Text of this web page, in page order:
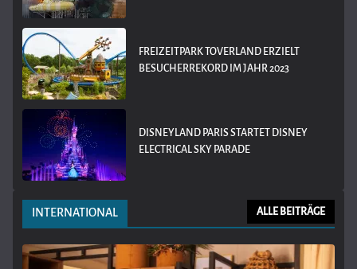
FREIZEITPARK TOVERLAND ERZIELT
BESUCHERREKORD IM JAHR 2023
DISNEYLAND PARIS STARTET DISNEY
ELECTRICAL SKY PARADE
INTERNATIONAL ALLE BEITRÄGE